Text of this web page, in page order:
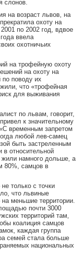
слонов.
на возраст львов, на
охоту на
по 2002 год, вдвое
ввела
охотничьих
на трофейную охоту
на охоту на
по поводу их
что «трофейная
для выживания
по львам, говорит,
к значительному
временным запретом
любой лев-самец
быть застреленным
в относительной
жили намного дольше, а
80%, самцов в
только с точки
что львиные
на меньшие территории.
почти 3000
территорий там,
коалиция самцов
каждая группа
семей стала больше
национальных